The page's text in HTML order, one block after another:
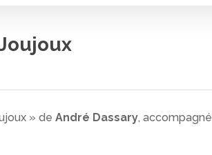
» de André Dassary,